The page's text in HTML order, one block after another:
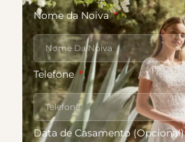
Nome da Noiva
Telefone
Data de Casamento (Opcional)